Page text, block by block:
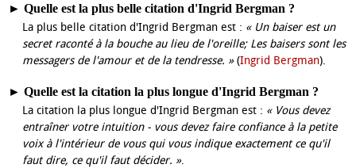
► Quelle est la plus belle citation d'Ingrid Bergman ?
La plus belle citation d'Ingrid Bergman est : « Un baiser est un
secret raconté à la bouche au lieu de l'oreille; Les baisers sont les
messagers de l'amour et de la tendresse. »(Ingrid Bergman).
► Quelle est la citation la plus longue d'Ingrid Bergman ?
La citation la plus longue d'Ingrid Bergman est : « Vous devez
entraîner votre intuition - vous devez faire confiance à la petite
voix à l'intérieur de vous qui vous indique exactement ce qu'il
faut dire, ce qu'il faut décider. ».